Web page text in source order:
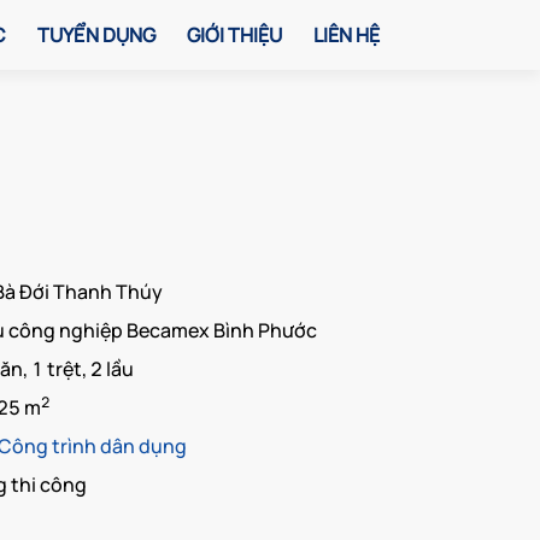
TUYỂN DỤNG GIỚI THIỆU LIÊN HỆ
Đới Thanh Thúy
công nghiệp Becamex Bình Phước
1 trệt, 2 lầu
m2
trình dân dụng
thi công